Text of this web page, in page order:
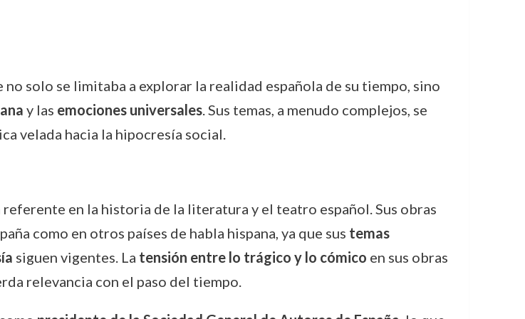
solo se limitaba a explorar la realidad española de su tiempo, sino
y las emociones universales. Sus temas, a menudo complejos, se
velada hacia la hipocresía social.
en la historia de la literatura y el teatro español. Sus obras
como en otros países de habla hispana, ya que sus temas
siguen vigentes. La tensión entre lo trágico y lo cómico en sus obras
relevancia con el paso del tiempo.